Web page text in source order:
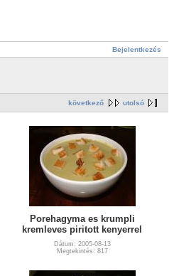
Bejelentkezés
következő utolsó
Porehagyma es krumpli
kremleves piritott kenyerrel
Dátum: 2005-08-13
Megtekintés: 817